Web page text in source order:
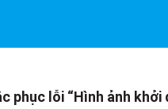
phục lỗi “Hình ảnh khởi